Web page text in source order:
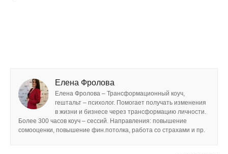
Елена Фролова
Елена Фролова – Трансформационный коуч,
гештальт – психолог. Помогает получать изменения
в жизни и бизнесе через трансформацию личности.
Более 300 часов коуч – сессий. Направления: повышение
сомооценки, повышение фин.потолка, работа со страхами и пр.